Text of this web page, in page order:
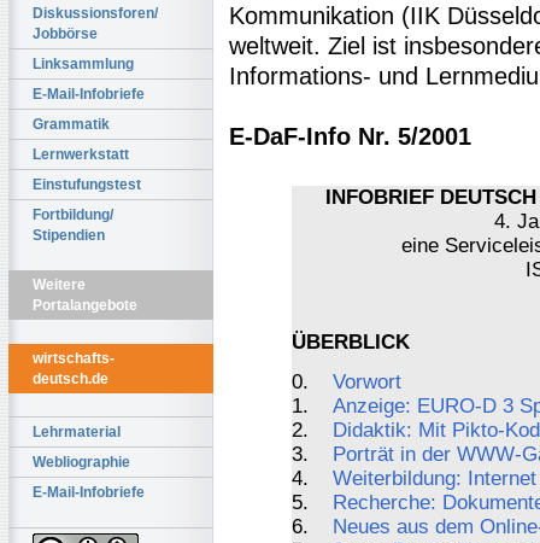
Diskussionsforen/
Jobbörse
Linksammlung
E-Mail-Infobriefe
Grammatik
Lernwerkstatt
Einstufungstest
Fortbildung/
Stipendien
Weitere
Portalangebote
wirtschafts-
deutsch.de
Lehrmaterial
Webliographie
E-Mail-Infobriefe
Kommunikation (IIK
weltweit. Ziel ist
Informations- und
E-DaF-Info Nr. 5/2001
INFOBRIEF
4.
eine
ÜBERBLICK
0. Vorwort
1. Anzeige: EURO-D 3
2. Didaktik: Mit Pikto-
3. Porträt in der WWW-
4. Weiterbildung:
5. Recherche:
6. Neues aus dem